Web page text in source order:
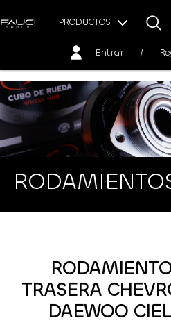
PRODUCTOS
Entrar /
TRASERA
DAEWOO